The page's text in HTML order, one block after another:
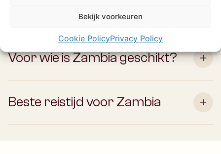
Bekijk voorkeuren
Cookie PolicyPrivacy Policy
Safari zonder massa in Zambia
Voor wie is Zambia geschikt?
Beste reistijd voor Zambia